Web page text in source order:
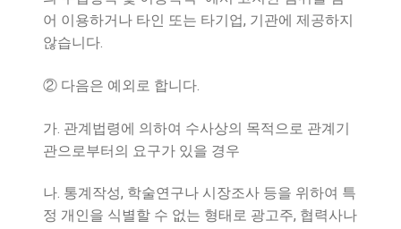
어 이용하거나 타인 또는 타기업, 기관에 제공하지
않습니다.
② 다음은 예외로 합니다.
가. 관계법령에 의하여 수사상의 목적으로 관계기
관으로부터의 요구가 있을 경우
나. 통계작성, 학술연구나 시장조사 등을 위하여 특
정 개인을 식별할 수 없는 형태로 광고주, 협력사나